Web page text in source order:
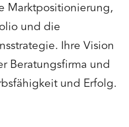
Marktpositionierung,
und die
Ihre Vision
Beratungsfirma und
und Erfolg.